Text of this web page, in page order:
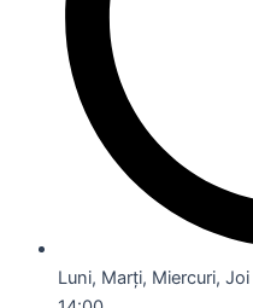
Luni, Marți, Miercuri,